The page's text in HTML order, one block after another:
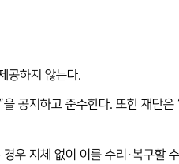
공하지 않는다.
공지하고 준수한다. 또한 재단
우 지체 없이 이를 수리·복구할